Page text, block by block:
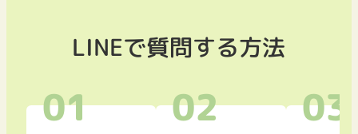
LINEで質問する方法